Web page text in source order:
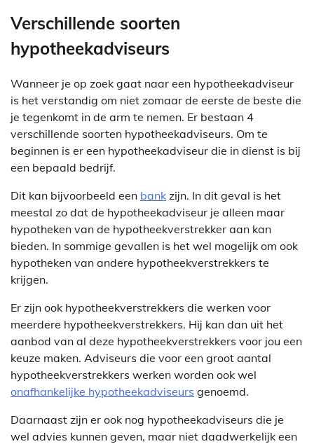
Verschillende soorten
hypotheekadviseurs
Wanneer je op zoek gaat naar een hypotheekadviseur
is het verstandig om niet zomaar de eerste de beste die
je tegenkomt in de arm te nemen. Er bestaan 4
verschillende soorten hypotheekadviseurs. Om te
beginnen is er een hypotheekadviseur die in dienst is bij
een bepaald bedrijf.
Dit kan bijvoorbeeld een bank zijn. In dit geval is het
meestal zo dat de hypotheekadviseur je alleen maar
hypotheken van de hypotheekverstrekker aan kan
bieden. In sommige gevallen is het wel mogelijk om ook
hypotheken van andere hypotheekverstrekkers te
krijgen.
Er zijn ook hypotheekverstrekkers die werken voor
meerdere hypotheekverstrekkers. Hij kan dan uit het
aanbod van al deze hypotheekverstrekkers voor jou een
keuze maken. Adviseurs die voor een groot aantal
hypotheekverstrekkers werken worden ook wel
onafhankelijke hypotheekadviseurs genoemd.
Daarnaast zijn er ook nog hypotheekadviseurs die je
wel advies kunnen geven, maar niet daadwerkelijk een